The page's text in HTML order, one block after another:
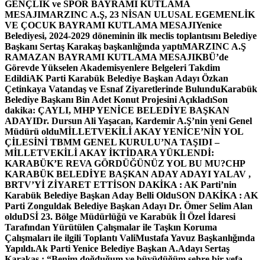
GENÇLİK ve SPOR BAYRAMI KUTLAMA
MESAJIMARZINC A.Ş, 23 NİSAN ULUSAL EGEMENLİK
VE ÇOCUK BAYRAMI KUTLAMA MESAJIYenice
Belediyesi, 2024-2029 döneminin ilk meclis toplantısını Belediye
Başkanı Sertaş Karakaş başkanlığında yaptıMARZINC A.Ş
RAMAZAN BAYRAMI KUTLAMA MESAJIKBÜ’de
Görevde Yükselen Akademisyenlere Belgeleri Takdim
EdildiAK Parti Karabük Belediye Başkan Adayı Özkan
Çetinkaya Vatandaş ve Esnaf Ziyaretlerinde BulunduKarabük
Belediye Başkanı Bin Adet Konut Projesini AçıkladıSon
dakika: ÇAYLI, MHP YENİCE BELEDİYE BAŞKAN
ADAYIDr. Dursun Ali Yaşacan, Kardemir A.Ş’nin yeni Genel
Müdürü olduMİLLETVEKİLİ AKAY YENİCE’NİN YOL
ÇİLESİNİ TBMM GENEL KURULU’NA TAŞIDI –
MİLLETVEKİLİ AKAY İKTİDARA YÜKLENDİ:
KARABÜK’E REVA GÖRDÜĞÜNÜZ YOL BU MU?CHP
KARABÜK BELEDİYE BAŞKAN ADAY ADAYI YALAV ,
BRTV’Yİ ZİYARET ETTİSON DAKİKA : AK Parti’nin
Karabük Belediye Başkan Aday Belli OlduSON DAKİKA : AK
Parti Zonguldak Belediye Başkan Adayı Dr. Ömer Selim Alan
olduDSİ 23. Bölge Müdürlüğü ve Karabük İl Özel İdaresi
Tarafından Yürütülen Çalışmalar ile Taşkın Koruma
Çalışmaları ile ilgili Toplantı ValiMustafa Yavuz Başkanlığında
Yapıldı.Ak Parti Yenice Belediye Başkan A.Adayı Sertaş